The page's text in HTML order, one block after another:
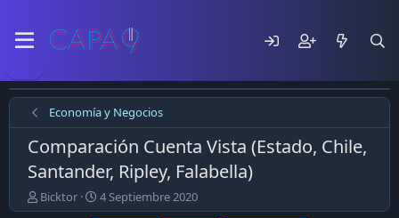
Economía y Negocios
Comparación Cuenta Vista (Estado, Chile,
Santander, Ripley, Falabella)
E
m
Bicktor
F
e
4 Septiembre 2020